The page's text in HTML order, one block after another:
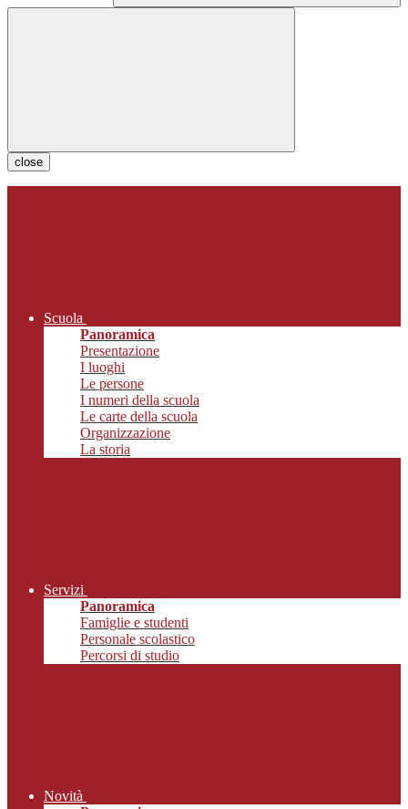
close
Scuola
Panoramica
Presentazione
I luoghi
Le persone
I numeri della scuola
Le carte della scuola
Organizzazione
La storia
Servizi
Panoramica
Famiglie e studenti
Personale scolastico
Percorsi di studio
Novità